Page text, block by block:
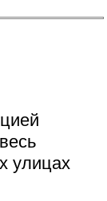
улицах